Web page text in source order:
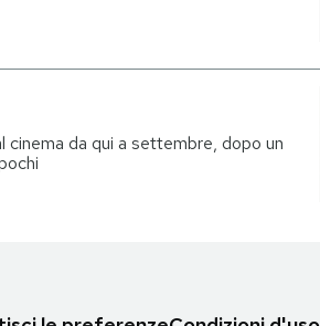
da qui a settembre, dopo un